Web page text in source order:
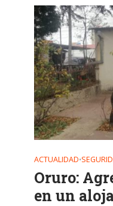
ACTUALIDAD•
Oruro:
en un